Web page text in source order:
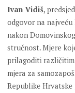
Ivan Vidiš,
odgovor na
nakon
stručnost. Mjere
prilagoditi
mjera za
Republike